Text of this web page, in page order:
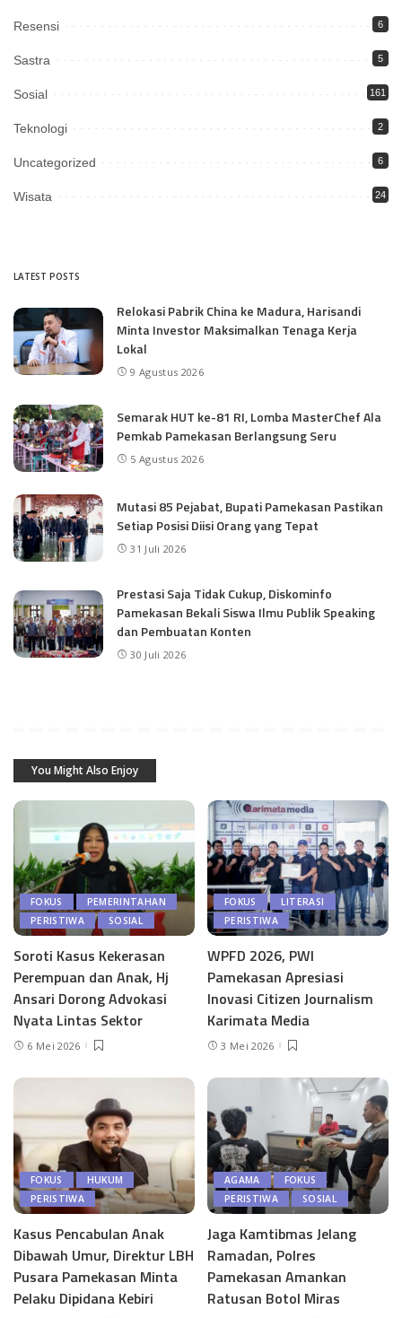
Resensi 6
Sastra 5
Sosial 161
Teknologi 2
Uncategorized 6
Wisata 24
LATEST POSTS
Relokasi Pabrik China ke Madura, Harisandi
Minta Investor Maksimalkan Tenaga Kerja
Lokal
9 Agustus 2026
Semarak HUT ke-81 RI, Lomba MasterChef Ala
Pemkab Pamekasan Berlangsung Seru
5 Agustus 2026
Mutasi 85 Pejabat, Bupati Pamekasan Pastikan
Setiap Posisi Diisi Orang yang Tepat
31 Juli 2026
Prestasi Saja Tidak Cukup, Diskominfo
Pamekasan Bekali Siswa Ilmu Publik Speaking
dan Pembuatan Konten
30 Juli 2026
You Might Also Enjoy
FOKUS
PEMERINTAHAN
PERISTIWA
SOSIAL
Soroti Kasus Kekerasan
Perempuan dan Anak, Hj
Ansari Dorong Advokasi
Nyata Lintas Sektor
6 Mei 2026
FOKUS
LITERASI
PERISTIWA
WPFD 2026, PWI
Pamekasan Apresiasi
Inovasi Citizen Journalism
Karimata Media
3 Mei 2026
FOKUS
HUKUM
PERISTIWA
Kasus Pencabulan Anak
Dibawah Umur, Direktur LBH
Pusara Pamekasan Minta
Pelaku Dipidana Kebiri
AGAMA
FOKUS
PERISTIWA
SOSIAL
Jaga Kamtibmas Jelang
Ramadan, Polres
Pamekasan Amankan
Ratusan Botol Miras